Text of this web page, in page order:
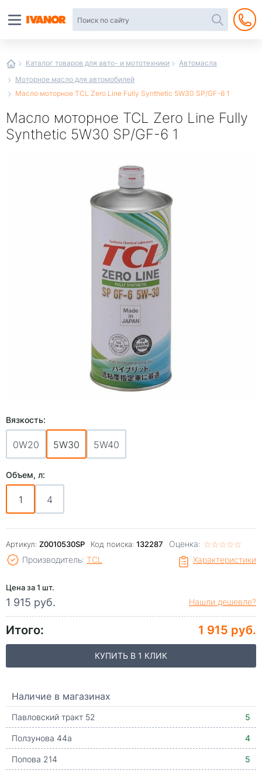
Каталог товаров для авто- и мототехники
Автомасла
Моторное масло для автомобилей
Масло моторное TCL Zero Line Fully Synthetic 5W30 SP/GF-6 1
Масло моторное TCL Zero Line Fully
Synthetic 5W30 SP/GF-6 1
Вязкость:
0W20 5W30 5W40
Объем, л:
1 4
Артикул: Z0010530SP Код поиска: 132287 Оценка: ☆☆☆☆☆
★★★★★
Характеристики
Производитель: TCL
Цена за 1 шт.
1 915 руб. Нашли дешевле?
Итого: 1 915 руб.
КУПИТЬ В 1 КЛИК
Наличие в магазинах
Павловский тракт 52
5
Ползунова 44а
4
Попова 214
5
интернет-